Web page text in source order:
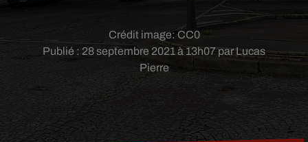
Publié : 28 septembre 2021 à 13h07 par Lucas
Pierre
Crédit image:CC0